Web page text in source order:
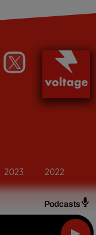
Podcasts
2023 2022